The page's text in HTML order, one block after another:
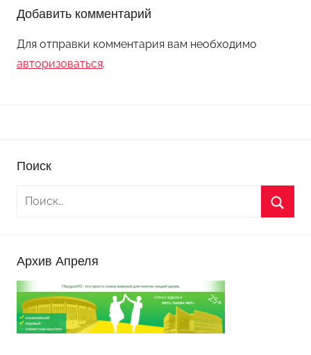
Добавить комментарий
Для отправки комментария вам необходимо
авторизоваться.
Поиск
Архив Апреля